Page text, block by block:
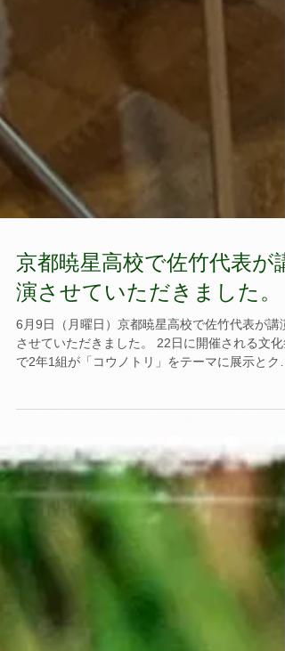
京都暁星高校で佐竹代表が講
演させていただきました。
させていただきました。 22日に開催される文化
ス発表をされるとのことです。 コウノトリ野生
帰の取り組みをもっと知りたいとのことで、お話
させていただく機会を得ました。...